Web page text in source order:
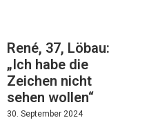
René, 37, Löbau:
„Ich habe die
Zeichen nicht
sehen wollen“
30. September 2024